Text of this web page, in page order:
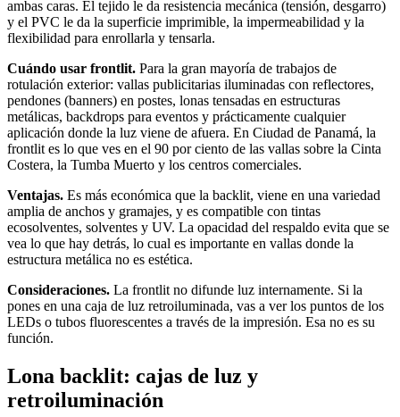
ambas caras. El tejido le da resistencia mecánica (tensión, desgarro)
y el PVC le da la superficie imprimible, la impermeabilidad y la
flexibilidad para enrollarla y tensarla.
Cuándo usar frontlit. Para la gran mayoría de trabajos de
rotulación exterior: vallas publicitarias iluminadas con reflectores,
pendones (banners) en postes, lonas tensadas en estructuras
metálicas, backdrops para eventos y prácticamente cualquier
aplicación donde la luz viene de afuera. En Ciudad de Panamá, la
frontlit es lo que ves en el 90 por ciento de las vallas sobre la Cinta
Costera, la Tumba Muerto y los centros comerciales.
Ventajas. Es más económica que la backlit, viene en una variedad
amplia de anchos y gramajes, y es compatible con tintas
ecosolventes, solventes y UV. La opacidad del respaldo evita que se
vea lo que hay detrás, lo cual es importante en vallas donde la
estructura metálica no es estética.
Consideraciones. La frontlit no difunde luz internamente. Si la
pones en una caja de luz retroiluminada, vas a ver los puntos de los
LEDs o tubos fluorescentes a través de la impresión. Esa no es su
función.
Lona backlit: cajas de luz y
retroiluminación